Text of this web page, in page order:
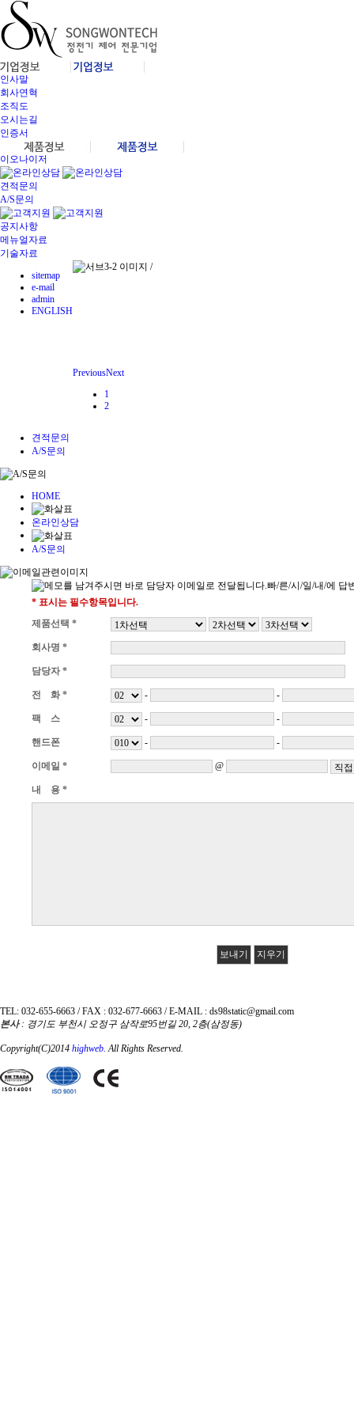
인사말
회사연혁
조직도
오시는길
인증서
이오나이저
견적문의
A/S문의
공지사항
메뉴얼자료
기술자료
sitemap
e-mail
admin
ENGLISH
PreviousNext
1
2
견적문의
A/S문의
HOME
온라인상담
A/S문의
* 표시는 필수항목입니다.
제품선택 *
회사명 *
담당자 *
전 화 * - -
팩 스 - -
핸드폰 - -
이메일 * @
내 용 *
TEL: 032-655-6663 / FAX : 032-677-6663 / E-MAIL : ds98static@gmail.com
본사: 경기도 부천시 오정구 삼작로95번길 20, 2층(삼정동)
Copyright(C)2014 highweb. All Rights Reserved.